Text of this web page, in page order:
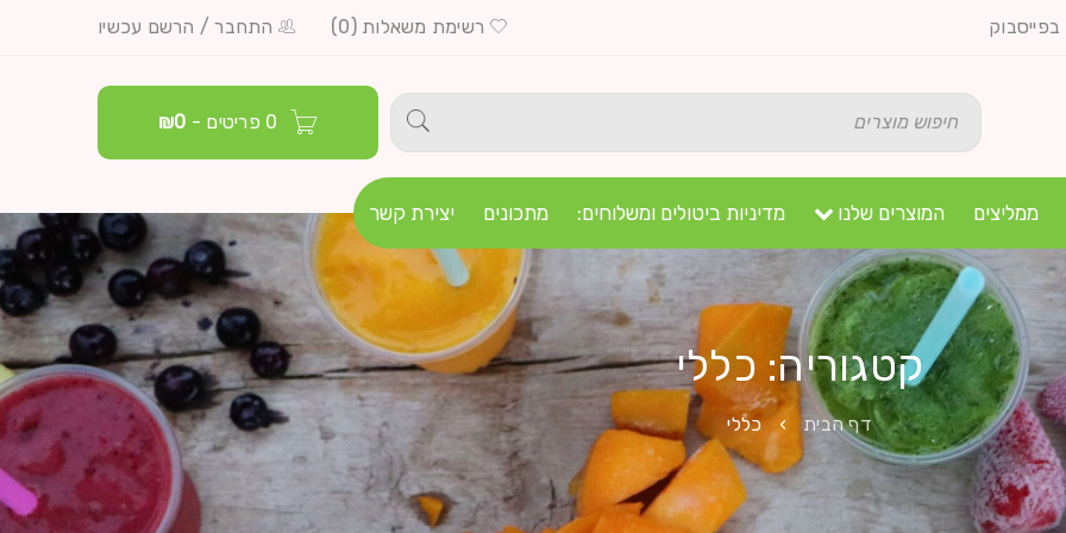
התחבר/ הרשם עכשיו רשימת משאלות (0)
0 פריטים -
₪0
ממליצים המוצרים שלנו מדיניות ביטולים ומשלוחים: מתכונים יצירת קשר
קטגוריה: כללי
דף הבית › כללי